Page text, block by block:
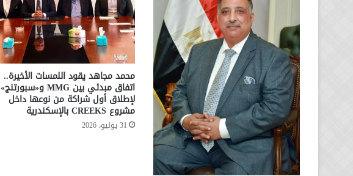
محمد مجاهد يقود اللمسات الأخيرة..
اتفاق مبدئي بين MMG و«سبورتنج»
لإطلاق أول شراكة من نوعها داخل
مشروع CREEKS بالإسكندرية
31 يوليو، 2026